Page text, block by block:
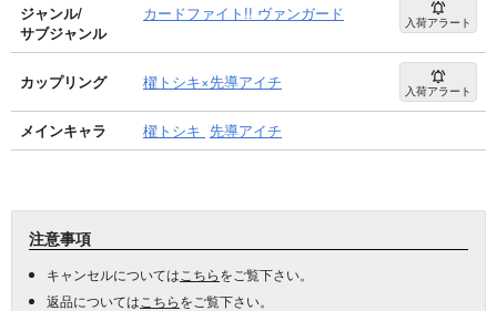
ジャンル/
サブジャンル
カードファイト!! ヴァンガード 入荷アラート
カップリング 櫂トシキ×先導アイチ 入荷アラート
メインキャラ 櫂トシキ 先導アイチ
注意事項
キャンセルについては こちらをご覧下さい。
返品については こちらをご覧下さい。